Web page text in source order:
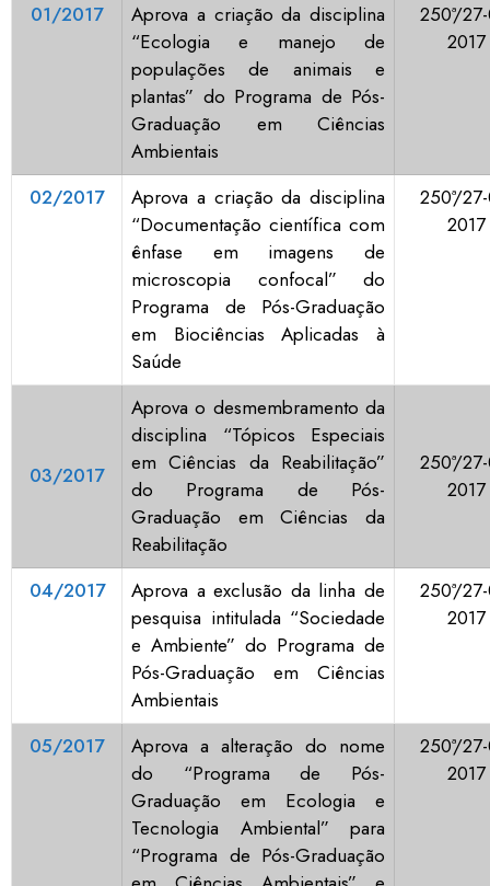
01/2017
Aprova a criação da disciplina
“Ecologia e manejo de
populações de animais e
plantas” do Programa de Pós-
Graduação em Ciências
Ambientais
250ª/
2017
02/2017
Aprova a criação da disciplina
“Documentação científica com
ênfase em imagens de
microscopia confocal” do
Programa de Pós-Graduação
em Biociências Aplicadas à
Saúde
250ª/
2017
03/2017
Aprova o desmembramento da
disciplina “Tópicos Especiais
em Ciências da Reabilitação”
do Programa de Pós-
Graduação em Ciências da
Reabilitação
250ª/
2017
04/2017
Aprova a exclusão da linha de
pesquisa intitulada “Sociedade
e Ambiente” do Programa de
Pós-Graduação em Ciências
Ambientais
250ª/
2017
05/2017
Aprova a alteração do nome
do “Programa de Pós-
Graduação em Ecologia e
Tecnologia Ambiental” para
“Programa de Pós-Graduação
250ª/
2017